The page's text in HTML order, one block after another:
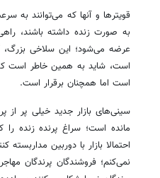
قویترها و آنها که می‌توانند به
به صورت زنده داشته باشند،
عرضه می‌شود؛ این سلاخی بزرگ،
است، شاید به همین خاطر است
است اما همچنان برقرار است.
سینی‌های بازار جدید خیلی پر
مانده است؛ سراغ پرنده زنده را
احتمالا بازار با دوربین
نمی‌کنم؛ فروشندگان پرندگان